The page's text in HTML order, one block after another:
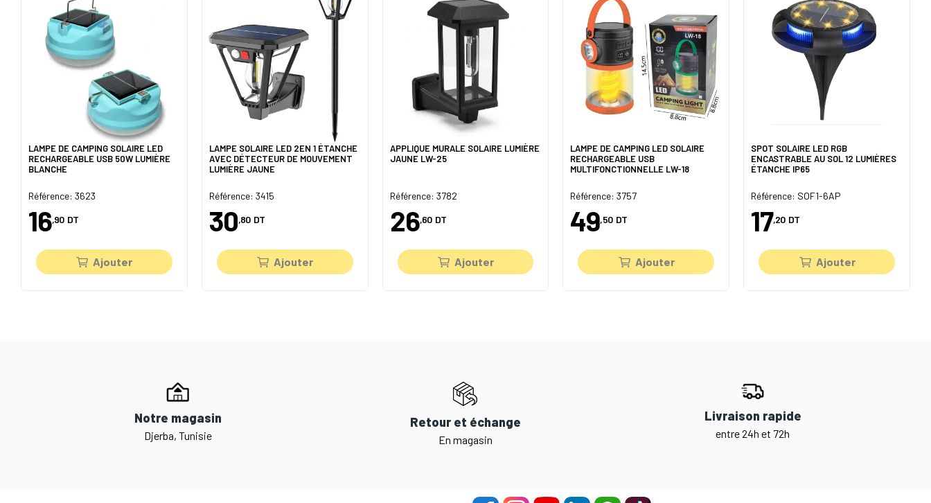
LAMPE DE CAMPING SOLAIRE LED
RECHARGEABLE USB 50W LUMIÈRE
BLANCHE
Référence: 3623
16,90 DT
Ajouter
LAMPE SOLAIRE LED 2EN 1 ÉTANCHE
AVEC DÉTECTEUR DE MOUVEMENT
LUMIÈRE JAUNE
Référence: 3415
30,80 DT
Ajouter
APPLIQUE MURALE SOLAIRE LUMIÈRE
JAUNE LW-25
Référence: 3782
26,60 DT
Ajouter
LAMPE DE CAMPING LED SOLAIRE
RECHARGEABLE USB
MULTIFONCTIONNELLE LW-18
Référence: 3757
49,50 DT
Ajouter
SPOT SOLAIRE LED RGB
ENCASTRABLE AU SOL 12 LUMIÈRES
ÉTANCHE IP65
Référence: SOF1-6AP
17,20 DT
Ajouter
Notre magasin
Djerba, Tunisie
Retour et échange
En magasin
Livraison rapide
entre 24h et 72h